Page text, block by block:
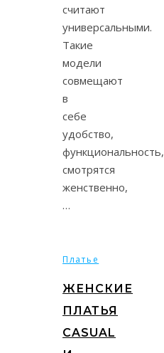
считают
универсальными.
Такие
модели
совмещают
в
себе
удобство,
функциональность,
смотрятся
женственно,
…
Платье
ЖЕНСКИЕ
ПЛАТЬЯ
CASUAL